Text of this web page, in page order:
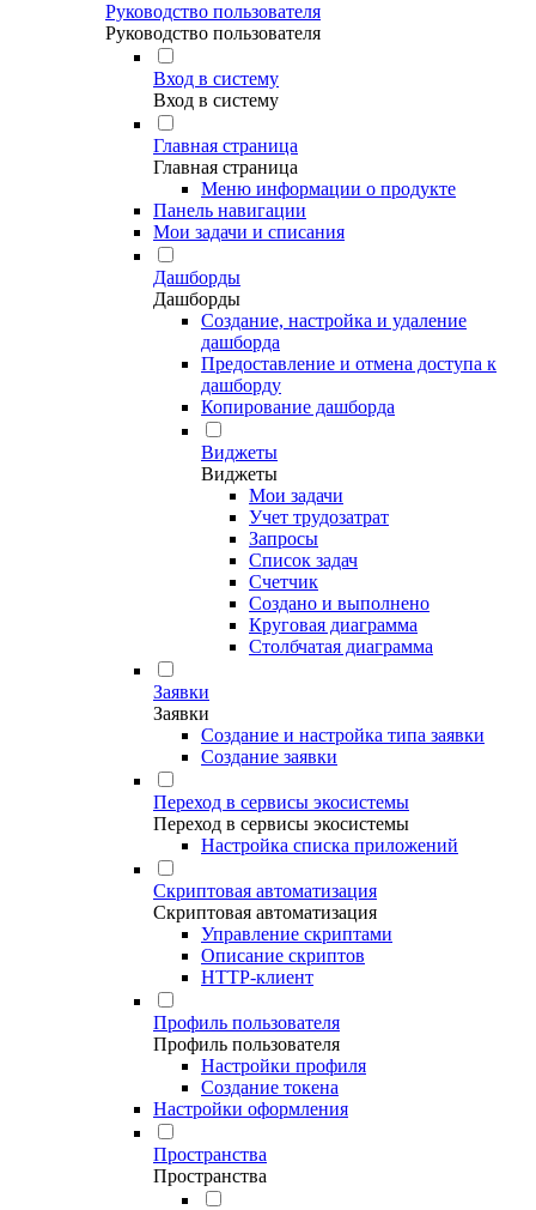
Руководство пользователя
Руководство пользователя
Вход в систему
Вход в систему
Главная страница
Главная страница
Меню информации о продукте
Панель навигации
Мои задачи и списания
Дашборды
Дашборды
Создание, настройка и удаление
дашборда
Предоставление и отмена доступа к
дашборду
Копирование дашборда
Виджеты
Виджеты
Мои задачи
Учет трудозатрат
Запросы
Список задач
Счетчик
Создано и выполнено
Круговая диаграмма
Столбчатая диаграмма
Заявки
Заявки
Создание и настройка типа заявки
Создание заявки
Переход в сервисы экосистемы
Переход в сервисы экосистемы
Настройка списка приложений
Скриптовая автоматизация
Скриптовая автоматизация
Управление скриптами
Описание скриптов
HTTP-клиент
Профиль пользователя
Профиль пользователя
Настройки профиля
Создание токена
Настройки оформления
Пространства
Пространства